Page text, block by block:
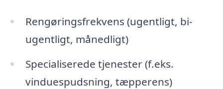
Rengøringsfrekvens (ugentligt, bi-
ugentligt, månedligt)
Specialiserede tjenester (f.eks.
vinduespudsning, tæpperens)